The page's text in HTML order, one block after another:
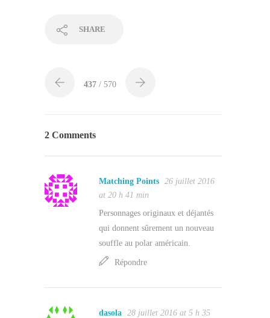
SHARE
437 / 570
2 Comments
Matching Points 26 juillet 2016
at 20 h 41 min
Personnages originaux et déjantés
qui donnent sûrement un nouveau
souffle au polar américain.
Répondre
dasola 28 juillet 2016 at 5 h 35